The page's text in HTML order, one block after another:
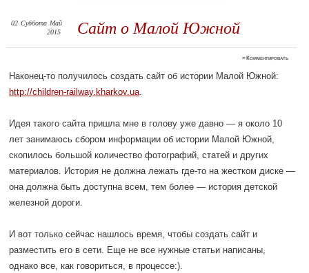
Сайт о Малой Южной
02 Суббота Май
2015
≈ Комментировать
Наконец-то получилось создать сайт об истории Малой Южной:
http://children-railway.kharkov.ua
Идея такого сайта пришла мне в голову уже давно — я около 10
лет занимаюсь сбором информации об истории Малой Южной,
скопилось большой количество фотографий, статей и других
материалов. История не должна лежать где-то на жестком диске —
она должна быть доступна всем, тем более — история детской
железной дороги.
И вот только сейчас нашлось время, чтобы создать сайт и
разместить его в сети. Еще не все нужные статьи написаны,
однако все, как говориться, в процессе:).